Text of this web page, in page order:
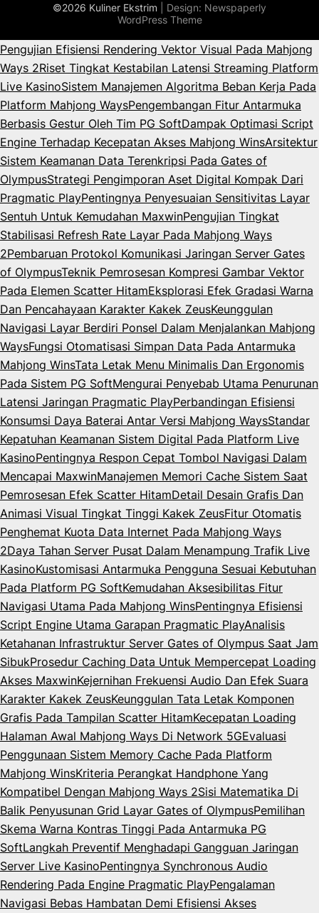
©2026 Kuliner Ekstrim | Design: Newspaperly
WordPress Theme
Pengujian Efisiensi Rendering Vektor Visual Pada Mahjong
Ways 2Riset Tingkat Kestabilan Latensi Streaming Platform
Live KasinoSistem Manajemen Algoritma Beban Kerja Pada
Platform Mahjong WaysPengembangan Fitur Antarmuka
Berbasis Gestur Oleh Tim PG SoftDampak Optimasi Script
Engine Terhadap Kecepatan Akses Mahjong WinsArsitektur
Sistem Keamanan Data Terenkripsi Pada Gates of
OlympusStrategi Pengimporan Aset Digital Kompak Dari
Pragmatic PlayPentingnya Penyesuaian Sensitivitas Layar
Sentuh Untuk Kemudahan MaxwinPengujian Tingkat
Stabilisasi Refresh Rate Layar Pada Mahjong Ways
2Pembaruan Protokol Komunikasi Jaringan Server Gates
of OlympusTeknik Pemrosesan Kompresi Gambar Vektor
Pada Elemen Scatter HitamEksplorasi Efek Gradasi Warna
Dan Pencahayaan Karakter Kakek ZeusKeunggulan
Navigasi Layar Berdiri Ponsel Dalam Menjalankan Mahjong
WaysFungsi Otomatisasi Simpan Data Pada Antarmuka
Mahjong WinsTata Letak Menu Minimalis Dan Ergonomis
Pada Sistem PG SoftMengurai Penyebab Utama Penurunan
Latensi Jaringan Pragmatic PlayPerbandingan Efisiensi
Konsumsi Daya Baterai Antar Versi Mahjong WaysStandar
Kepatuhan Keamanan Sistem Digital Pada Platform Live
KasinoPentingnya Respon Cepat Tombol Navigasi Dalam
Mencapai MaxwinManajemen Memori Cache Sistem Saat
Pemrosesan Efek Scatter HitamDetail Desain Grafis Dan
Animasi Visual Tingkat Tinggi Kakek ZeusFitur Otomatis
Penghemat Kuota Data Internet Pada Mahjong Ways
2Daya Tahan Server Pusat Dalam Menampung Trafik Live
KasinoKustomisasi Antarmuka Pengguna Sesuai Kebutuhan
Pada Platform PG SoftKemudahan Aksesibilitas Fitur
Navigasi Utama Pada Mahjong WinsPentingnya Efisiensi
Script Engine Utama Garapan Pragmatic PlayAnalisis
Ketahanan Infrastruktur Server Gates of Olympus Saat Jam
SibukProsedur Caching Data Untuk Mempercepat Loading
Akses MaxwinKejernihan Frekuensi Audio Dan Efek Suara
Karakter Kakek ZeusKeunggulan Tata Letak Komponen
Grafis Pada Tampilan Scatter HitamKecepatan Loading
Halaman Awal Mahjong Ways Di Network 5GEvaluasi
Penggunaan Sistem Memory Cache Pada Platform
Mahjong WinsKriteria Perangkat Handphone Yang
Kompatibel Dengan Mahjong Ways 2Sisi Matematika Di
Balik Penyusunan Grid Layar Gates of OlympusPemilihan
Skema Warna Kontras Tinggi Pada Antarmuka PG
SoftLangkah Preventif Menghadapi Gangguan Jaringan
Server Live KasinoPentingnya Synchronous Audio
Rendering Pada Engine Pragmatic PlayPengalaman
Navigasi Bebas Hambatan Demi Efisiensi Akses